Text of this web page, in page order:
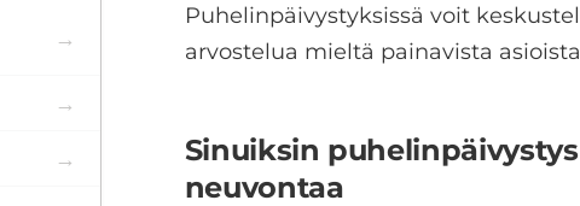
Puhelinpäivystyksissä voit
arvostelua mieltä painavista
Sinuiksin
neuvontaa